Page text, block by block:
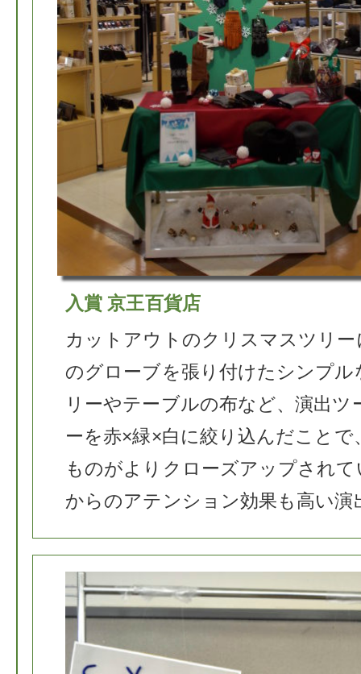
入賞 京王百貨店
カットアウトのクリスマスツリ
のグローブを張り付けたシンプル
リーやテーブルの布など、演出ツ
ーを赤×緑×白に絞り込んだことで
ものがよりクローズアップされて
からのアテンション効果も高い演